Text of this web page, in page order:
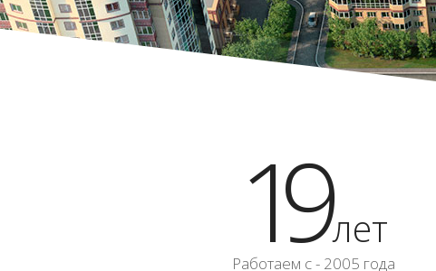
19лет
Работаем с - 2005 года